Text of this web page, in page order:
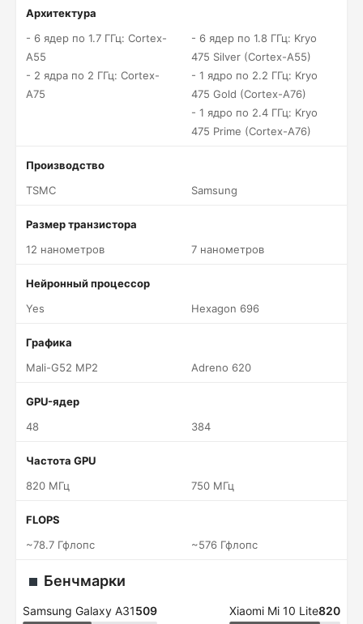
Архитектура
- 6 ядер по 1.7 ГГц: Cortex-
A55
- 2 ядра по 2 ГГц: Cortex-
A75
- 6 ядер по 1.8 ГГц: Kryo
475 Silver (Cortex-A55)
- 1 ядро по 2.2 ГГц: Kryo
475 Gold (Cortex-A76)
- 1 ядро по 2.4 ГГц: Kryo
475 Prime (Cortex-A76)
Производство
TSMC
Samsung
Размер транзистора
12 нанометров
7 нанометров
Нейронный процессор
Yes
Hexagon 696
Графика
Mali-G52 MP2
Adreno 620
GPU-ядер
48
384
Частота GPU
820 МГц
750 МГц
FLOPS
~78.7 Гфлопс
~576 Гфлопс
Бенчмарки
Samsung Galaxy A31509 Xiaomi Mi 10 Lite820